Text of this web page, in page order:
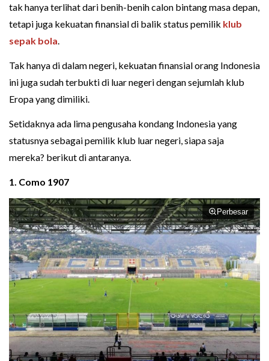
tak hanya terlihat dari benih-benih calon bintang masa depan,
tetapi juga kekuatan finansial di balik status pemilik klub
sepak bola.
Tak hanya di dalam negeri, kekuatan finansial orang Indonesia
ini juga sudah terbukti di luar negeri dengan sejumlah klub
Eropa yang dimiliki.
Setidaknya ada lima pengusaha kondang Indonesia yang
statusnya sebagai pemilik klub luar negeri, siapa saja
mereka? berikut di antaranya.
1. Como 1907
Perbesar